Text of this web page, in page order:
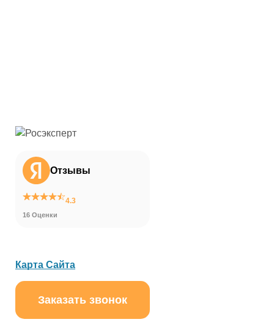
Отзывы
4.3
16 Оценки
Карта Сайта
Заказать звонок
online